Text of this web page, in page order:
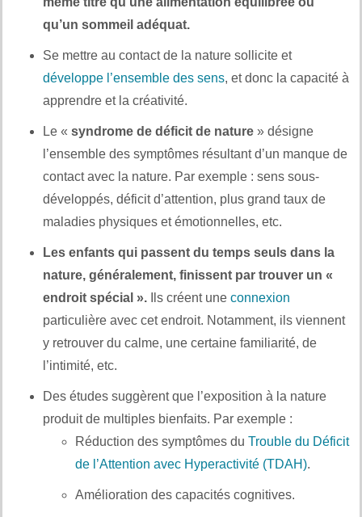
qu’un sommeil adéquat.
Se mettre au contact de la nature sollicite et
développe l’ensemble des sens, et donc la capacité à
apprendre et la créativité.
Le « syndrome de déficit de nature » désigne
l’ensemble des symptômes résultant d’un manque de
contact avec la nature. Par exemple : sens sous-
développés, déficit d’attention, plus grand taux de
maladies physiques et émotionnelles, etc.
Les enfants qui passent du temps seuls dans la
nature, généralement, finissent par trouver un «
endroit spécial ». Ils créent une connexion
particulière avec cet endroit. Notamment, ils viennent
y retrouver du calme, une certaine familiarité, de
l’intimité, etc.
Des études suggèrent que l’exposition à la nature
produit de multiples bienfaits. Par exemple :
Réduction des symptômes du Trouble du Déficit
de l’Attention avec Hyperactivité (TDAH).
Amélioration des capacités cognitives.